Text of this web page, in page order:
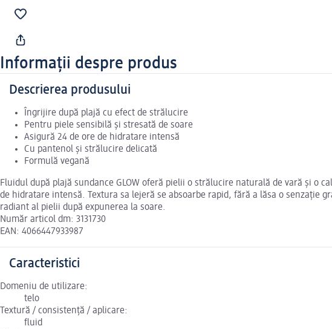
Informații despre produs
Descrierea produsului
Îngrijire după plajă cu efect de strălucire
Pentru piele sensibilă și stresată de soare
Asigură 24 de ore de hidratare intensă
Cu pantenol și strălucire delicată
Formulă vegană
Fluidul după plajă sundance GLOW oferă pielii o strălucire naturală de vară și o
de hidratare intensă. Textura sa lejeră se absoarbe rapid, fără a lăsa o
radiant al pielii după expunerea la soare.
Număr articol dm: 3131730
EAN: 4066447933987
Caracteristici
Domeniu de utilizare:
telo
Textură / consistență / aplicare:
fluid